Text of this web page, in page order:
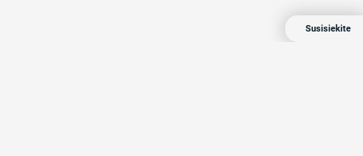
Susisiekite